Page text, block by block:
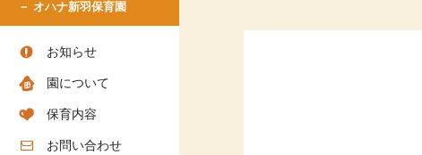
オハナ新羽保育園
お知らせ
園について
保育内容
お問い合わせ
活
- ショートステイについて
- アクセス
- お問い合わせ